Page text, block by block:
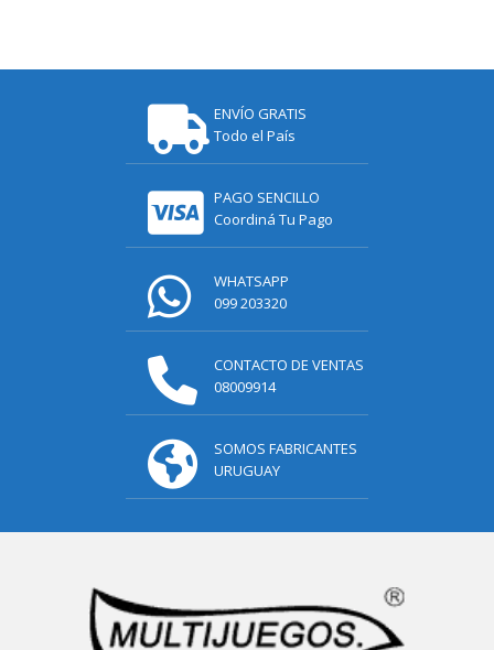
ENVÍO GRATIS
Todo el País
PAGO SENCILLO
Coordiná Tu Pago
WHATSAPP
099 203320
CONTACTO DE VENTAS
08009914
SOMOS FABRICANTES
URUGUAY